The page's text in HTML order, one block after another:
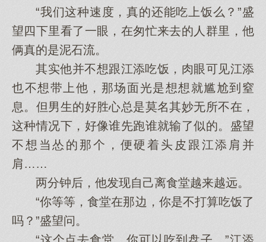
“我们这种速度，真的还能吃上饭么？”盛
望四下里看了一眼，在匆忙来去的人群里，他
俩真的是泥石流。
其实他并不想跟江添吃饭，肉眼可见江添
也不想带上他，那场面光是想想就尴尬到窒
息。但男生的好胜心总是莫名其妙无所不在，
这种情况下，好像谁先跑谁就输了似的。盛望
不想当怂的那个，便硬着头皮跟江添肩并
肩……
两分钟后，他发现自己离食堂越来越远。
“你等等，食堂在那边，你是不打算吃饭了
吗？”盛望问。